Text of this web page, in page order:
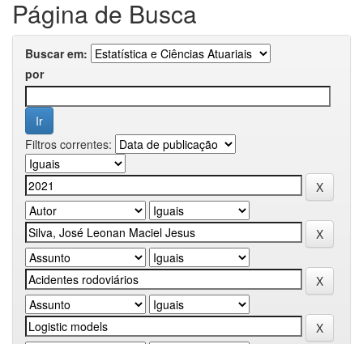
Página de Busca
Buscar em:
por
Filtros correntes: